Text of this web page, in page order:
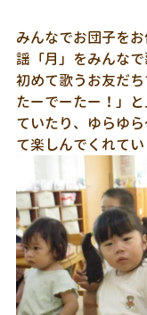
みんなでお団子を
謡「月」をみんな
初めて歌うお友だ
たーでーたー！」
ていたり、ゆらゆ
て楽しんでくれて